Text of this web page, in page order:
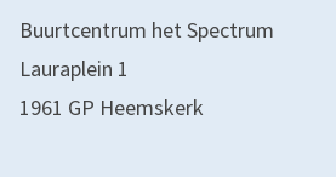
Buurtcentrum het Spectrum
Lauraplein 1
1961 GP Heemskerk